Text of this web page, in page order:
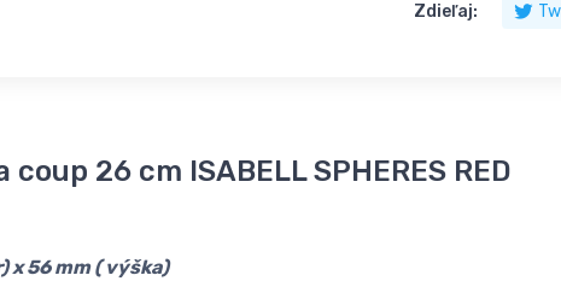
Zdieľaj:
26 cm ISABELL SPHERES RED
x 56 mm ( výška)